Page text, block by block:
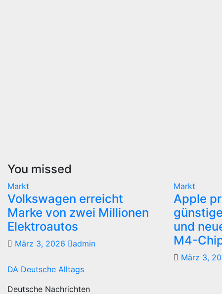
You missed
Markt
Volkswagen erreicht
Marke von zwei Millionen
Elektroautos
März 3, 2026 admin
Markt
Apple
und
M4-
März 3,
DA Deutsche Alltags
Deutsche Nachrichten